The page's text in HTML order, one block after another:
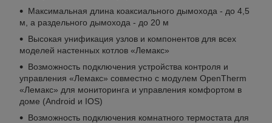
Максимальная длина коаксиального дымохода - до 4,5
м, а раздельного дымохода - до 20 м
Высокая унификация узлов и компонентов для всех
моделей настенных котлов «Лемакс»
Возможность подключения устройства контроля и
управления «Лемакс» совместно с модулем OpenTherm
«Лемакс» для мониторинга и управления комфортом в
доме (Android и IOS)
Возможность подключения комнатного термостата для